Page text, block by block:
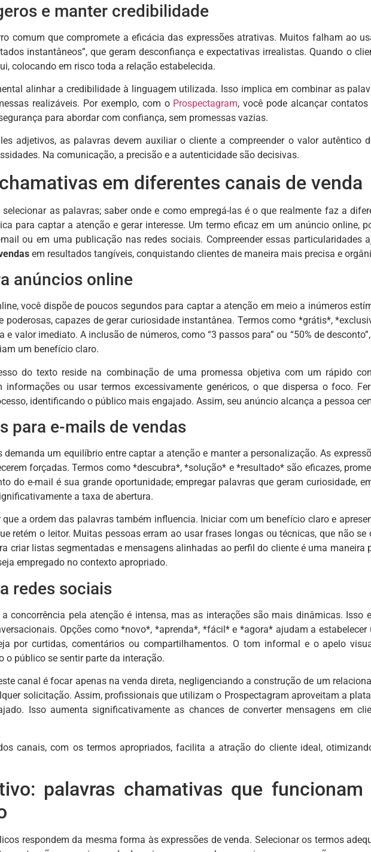
e manter credibilidade
comum que compromete a eficácia das expressões atrativas. Muitos falham ao
instantâneos”, que geram desconfiança e expectativas irrealistas. Quando o
colocando em risco toda a relação estabelecida.
alinhar a credibilidade à linguagem utilizada. Isso implica em combinar as
realizáveis. Por exemplo, com o Prospectagram, você pode alcançar
para abordar com confiança, sem promessas vazias.
adjetivos, as palavras devem auxiliar o cliente a compreender o valor autêntico
Na comunicação, a precisão e a autenticidade são decisivas.
em diferentes canais de venda
as palavras; saber onde e como empregá-las é o que realmente faz a
para captar a atenção e gerar interesse. Um termo eficaz em um anúncio online,
ou em uma publicação nas redes sociais. Compreender essas particularidades
em resultados tangíveis, conquistando clientes de maneira mais precisa e
anúncios online
você dispõe de poucos segundos para captar a atenção em meio a inúmeros
poderosas, capazes de gerar curiosidade instantânea. Termos como *grátis*,
e valor imediato. A inclusão de números, como “3 passos para” ou “50% de
um benefício claro.
do texto reside na combinação de uma promessa objetiva com um rápido
informações ou usar termos excessivamente genéricos, o que dispersa o foco.
identificando o público mais engajado. Assim, seu anúncio alcança a pessoa
para e-mails de vendas
demanda um equilíbrio entre captar a atenção e manter a personalização. As
forçadas. Termos como *descubra*, *solução* e *resultado* são eficazes,
do e-mail é sua grande oportunidade; empregar palavras que geram curiosidade,
a taxa de abertura.
que a ordem das palavras também influencia. Iniciar com um benefício claro e
retém o leitor. Muitas pessoas erram ao usar frases longas ou técnicas, que não
criar listas segmentadas e mensagens alinhadas ao perfil do cliente é uma maneira
empregado no contexto apropriado.
redes sociais
a concorrência pela atenção é intensa, mas as interações são mais dinâmicas. Isso
Opções como *novo*, *aprenda*, *fácil* e *agora* ajudam a
por curtidas, comentários ou compartilhamentos. O tom informal e o apelo
o público se sentir parte da interação.
canal é focar apenas na venda direta, negligenciando a construção de um
solicitação. Assim, profissionais que utilizam o Prospectagram aproveitam a
Isso aumenta significativamente as chances de converter mensagens em
canais, com os termos apropriados, facilita a atração do cliente ideal,
palavras chamativas que
respondem da mesma forma às expressões de venda. Selecionar os termos